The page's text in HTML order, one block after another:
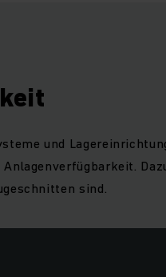
und
sind.